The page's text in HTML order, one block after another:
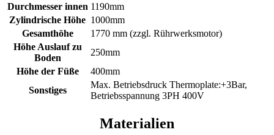
Durchmesser innen 1190mm
Zylindrische Höhe 1000mm
Gesamthöhe
1770 mm (zzgl. Rührwerksmotor)
Höhe Auslauf zu
Boden
250mm
Höhe der Füße
400mm
Sonstiges
Max. Betriebsdruck Thermoplate:+3Bar,
Betriebsspannung 3PH 400V
Materialien